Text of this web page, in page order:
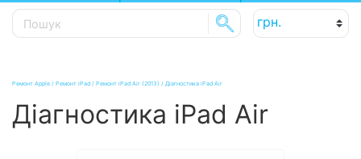
Ремонт Apple / Ремонт iPad / Ремонт iPad Air (2013) / Діагностика iPad Air
Діагностика iPad Air